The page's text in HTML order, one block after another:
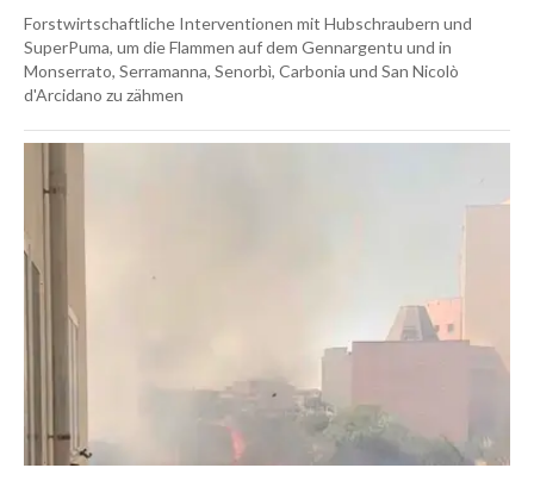
Forstwirtschaftliche Interventionen mit Hubschraubern und
SuperPuma, um die Flammen auf dem Gennargentu und in
Monserrato, Serramanna, Senorbì, Carbonia und San Nicolò
d'Arcidano zu zähmen